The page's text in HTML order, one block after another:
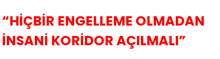
“HİÇBİR ENGELLEME OLMADAN
İNSANİ KORİDOR AÇILMALI”